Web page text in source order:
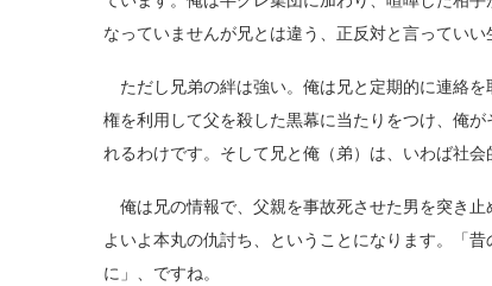
なっていませんが兄とは違う、正反対と言っていい
ただし兄弟の絆は強い。俺は兄と定期的に連絡
権を利用して父を殺した黒幕に当たりをつけ、俺
れるわけです。そして兄と俺（弟）は、いわば社
俺は兄の情報で、父親を事故死させた男を突き
よいよ本丸の仇討ち、ということになります。「
に」、ですね。